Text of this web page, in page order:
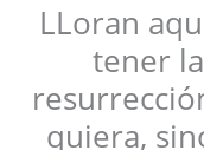
LLoran
tener
quiera,